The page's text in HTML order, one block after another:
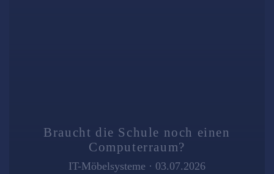
Braucht die Schule noch einen
Computerraum?
IT-Möbelsysteme · 03.07.2026